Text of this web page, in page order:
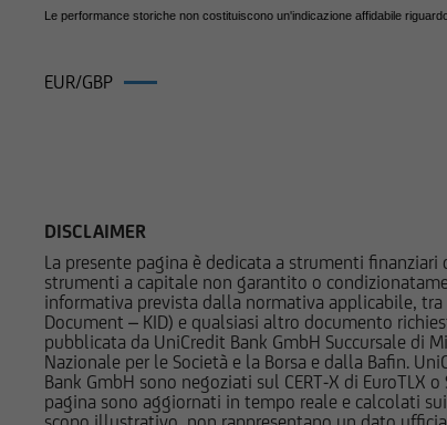
Le performance storiche non costituiscono un'indicazione affidabile
EUR/GBP
DISCLAIMER
La presente pagina è dedicata a strumenti
strumenti a capitale non garantito o
informativa prevista dalla normativa applicabile,
Document – KID) e qualsiasi altro documento
pubblicata da UniCredit Bank GmbH Succursale di
Nazionale per le Società e la Borsa e dalla Bafin.
Bank GmbH sono negoziati sul CERT-X di EuroTLX
pagina sono aggiornati in tempo reale e calcolati
potrebbe
Prima di
l'utente
costi relativi
pertanto
Succursale
UniCredit